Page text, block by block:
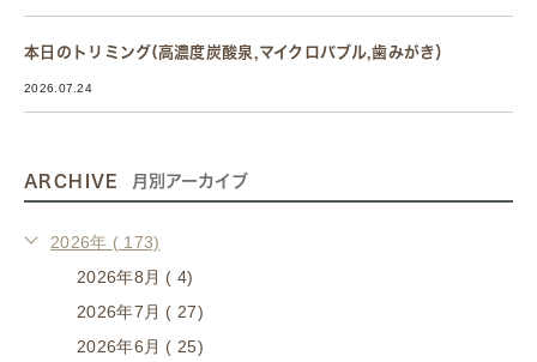
本日のトリミング(高濃度炭酸泉,マイクロバブル,歯みがき）
2026.07.24
ARCHIVE 月別アーカイブ
2026年 ( 173)
2026年8月 ( 4)
2026年7月 ( 27)
2026年6月 ( 25)